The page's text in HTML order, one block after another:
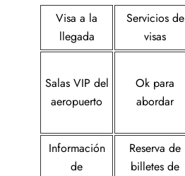
Visa a la
llegada
Servicios de
visas
Salas VIP del
aeropuerto
Ok para
abordar
Información
de
Reserva de
billetes de